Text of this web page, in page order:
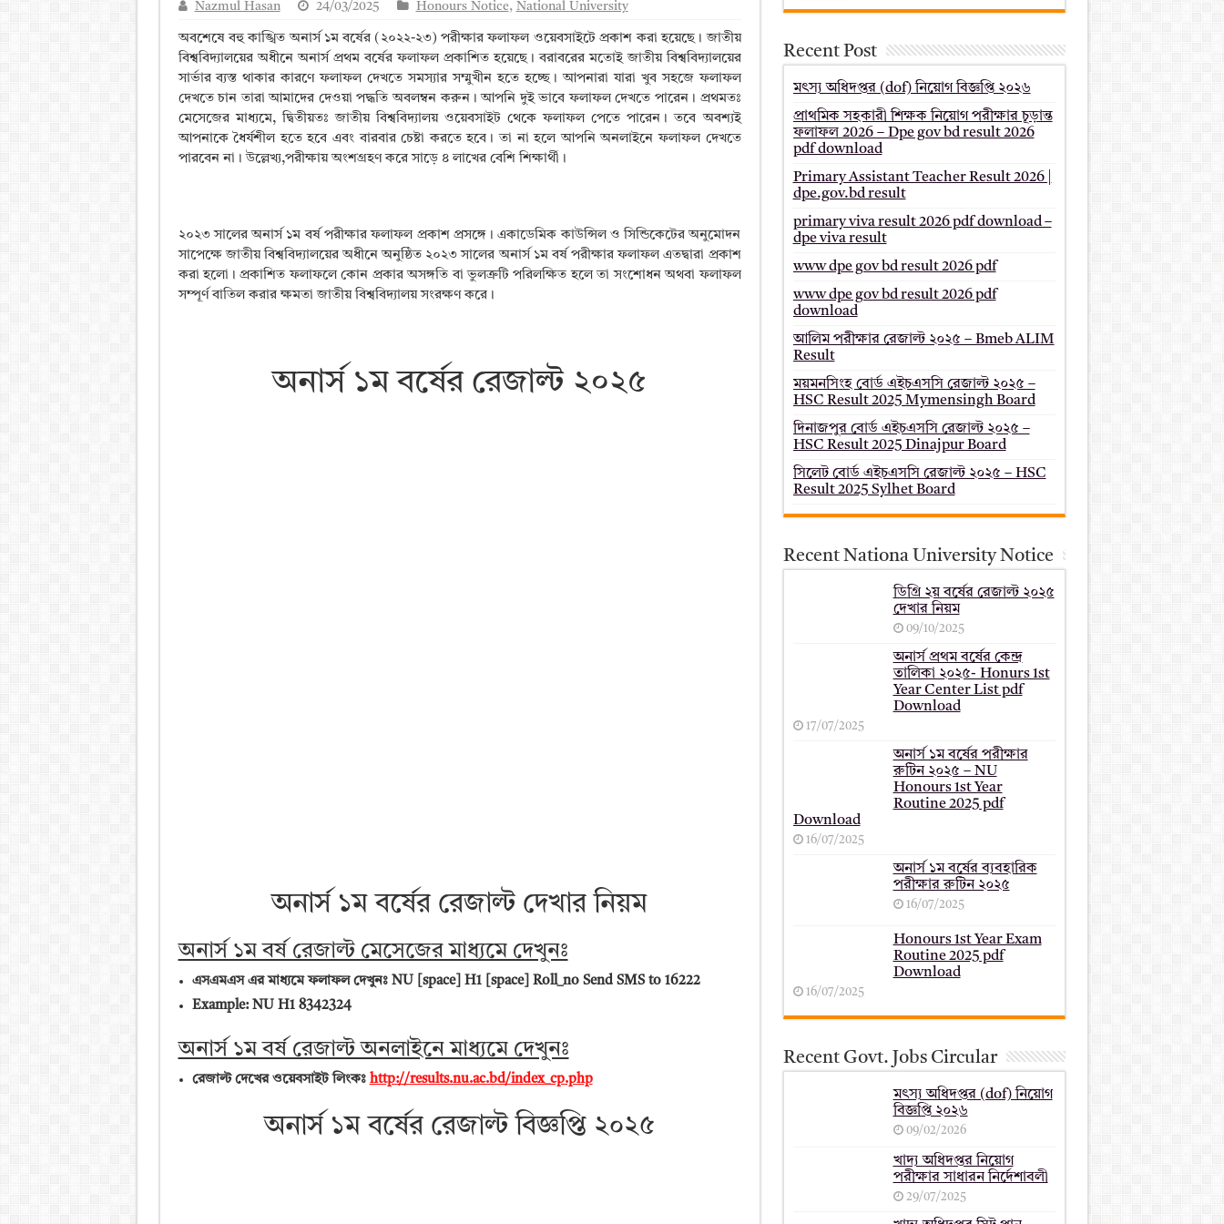
ময়মনসিংহ বোর্ড এইচএসসি রেজাল্ট ২০২৫ – HSC Result 2025 Mymensingh Board
দিনাজপুর বোর্ড এইচএসসি রেজাল্ট ২০২৫ – HSC Result 2025 Dinajpur Board
সিলেট বোর্ড এইচএসসি রেজাল্ট ২০২৫ – HSC Result 2025 Sylhet Board
Nazmul Hasan 24/03/2025 Honours Notice, National University
অবশেষে বহু কাঙ্খিত অনার্স ১ম বর্ষের ( ২০২২-২৩) পরীক্ষার ফলাফল ওয়েবসাইটে প্রকাশ করা হয়েছে। জাতীয়
বিশ্ববিদ্যালয়ের অধীনে অনার্স প্রথম বর্ষের ফলাফল প্রকাশিত হয়েছে। বরাবরের মতোই জাতীয় বিশ্ববিদ্যালয়ের
সার্ভার ব্যস্ত থাকার কারণে ফলাফল দেখতে সমস্যার সম্মুখীন হতে হচ্ছে। আপনারা যারা খুব সহজে ফলাফল
দেখতে চান তারা আমাদের দেওয়া পদ্ধতি অবলম্বন করুন। আপনি দুই ভাবে ফলাফল দেখতে পারেন। প্রথমতঃ
মেসেজের মাধ্যমে,দ্বিতীয়তঃজাতীয় বিশ্ববিদ্যালয় ওয়েবসাইট থেকে ফলাফল পেতে পারেন। তবে অবশ্যই
আপনাকে ধৈর্যশীল হতে হবে এবং বারবার চেষ্টা করতে হবে। তা না হলে আপনি অনলাইনে ফলাফল দেখতে
পারবেন না। উল্লেখ্য,পরীক্ষায় অংশগ্রহণ করে সাড়ে ৪ লাখের বেশি শিক্ষার্থী।
২০২৩ সালের অনার্স ১ম বর্ষ পরীক্ষার ফলাফল প্রকাশ প্রসঙ্গে। একাডেমিক কাউন্সিল ও সিন্ডিকেটের অনুমোদন
সাপেক্ষে জাতীয় বিশ্ববিদ্যালয়ের অধীনে অনুষ্ঠিত ২০২৩ সালের অনার্স ১ম বর্ষ পরীক্ষার ফলাফল এতদ্বারা প্রকাশ
করা হলো। প্রকাশিত ফলাফলে কোন প্রকার অসঙ্গতি বা ভুলত্রুটি পরিলক্ষিত হলে তা সংশোধন অথবা ফলাফল
সম্পূর্ণ বাতিল করার ক্ষমতা জাতীয় বিশ্ববিদ্যালয় সংরক্ষণ করে।
অনার্স ১ম বর্ষের রেজাল্ট ২০২৫
অনার্স ১ম বর্ষের রেজাল্ট দেখার নিয়ম
অনার্স ১ম বর্ষ রেজাল্ট মেসেজের মাধ্যমে দেখুনঃ
এসএমএস এর মাধ্যমে ফলাফল দেখুনঃ NU [space] H1 [space] Roll_no Send SMS to 16222
Example: NU H1 8342324
অনার্স ১ম বর্ষ রেজাল্ট অনলাইনে মাধ্যমে দেখুনঃ
রেজাল্ট দেখের ওয়েবসাইট লিংকঃ http://results.nu.ac.bd/index_cp.php
অনার্স ১ম বর্ষের রেজাল্ট ‍বিজ্ঞপ্তি ২০২৫
Recent Post
মৎস্য অধিদপ্তর (dof) নিয়োগ বিজ্ঞপ্তি ২০২৬
প্রাথমিক সহকারী শিক্ষক নিয়োগ পরীক্ষার চূড়ান্ত
ফলাফল 2026 – Dpe gov bd result 2026
pdf download
Primary Assistant Teacher Result 2026 |
dpe.gov.bd result
primary viva result 2026 pdf download –
dpe viva result
www dpe gov bd result 2026 pdf
www dpe gov bd result 2026 pdf
download
আলিম পরীক্ষার রেজাল্ট ২০২৫ – Bmeb ALIM
Result
ময়মনসিংহ বোর্ড এইচএসসি রেজাল্ট ২০২৫ –
HSC Result 2025 Mymensingh Board
দিনাজপুর বোর্ড এইচএসসি রেজাল্ট ২০২৫ –
HSC Result 2025 Dinajpur Board
সিলেট বোর্ড এইচএসসি রেজাল্ট ২০২৫ – HSC
Result 2025 Sylhet Board
Recent Nationa University Notice
ডিগ্রি ২য় বর্ষের রেজাল্ট ২০২৫
দেখার নিয়ম
09/10/2025
অনার্স প্রথম বর্ষের কেন্দ্র
তালিকা ২০২৫- Honurs 1st
Year Center List pdf
Download
17/07/2025
অনার্স ১ম বর্ষের পরীক্ষার
রুটিন ২০২৫ – NU
Honours 1st Year
Routine 2025 pdf
Download
16/07/2025
অনার্স ১ম বর্ষের ব্যবহারিক
পরীক্ষার ‍রুটিন ২০২৫
16/07/2025
Honours 1st Year Exam
Routine 2025 pdf
Download
16/07/2025
Recent Govt. Jobs Circular
মৎস্য অধিদপ্তর (dof) নিয়োগ
বিজ্ঞপ্তি ২০২৬
09/02/2026
খাদ্য অধিদপ্তর নিয়োগ
পরীক্ষার সাধারন নির্দেশাবলী
29/07/2025